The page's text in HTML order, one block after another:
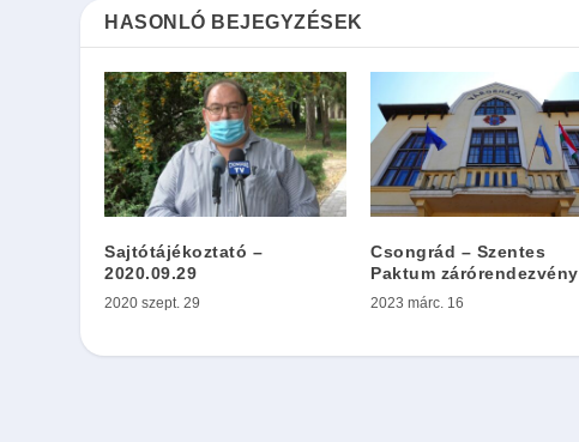
HASONLÓ BEJEGYZÉSEK
Sajtótájékoztató –
2020.09.29
2020 szept. 29
Csongrád – Szentes
Paktum zárórendezvény
2023 márc. 16